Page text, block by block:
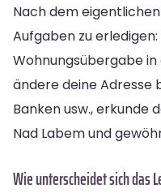
Nach dem
Aufgaben zu erledigen:
Wohnungsübergabe
ändere deine Adresse
Banken usw., erkunde
Nad Labem und
Wie unterscheidet sich das